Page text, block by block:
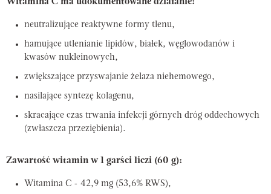
Witamina C ma udokumentowane działanie:
neutralizujące reaktywne formy tlenu,
hamujące utlenianie lipidów, białek, węglowodanów i
kwasów nukleinowych,
zwiększające przyswajanie żelaza niehemowego,
nasilające syntezę kolagenu,
skracające czas trwania infekcji górnych dróg oddechowych
(zwłaszcza przeziębienia).
Zawartość witamin w 1 garści liczi (60 g):
Witamina C - 42,9 mg (53,6% RWS),